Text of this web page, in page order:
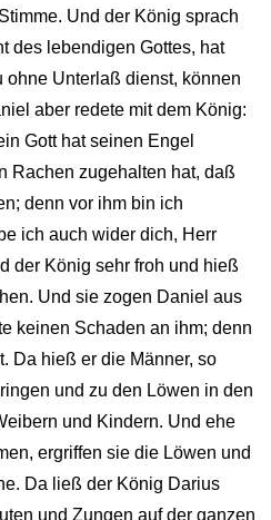
Und der König sprach
des lebendigen Gottes, hat
ohne Unterlaß dienst, können
aber redete mit dem König:
Gott hat seinen Engel
Rachen zugehalten hat, daß
denn vor ihm bin ich
ich auch wider dich, Herr
der König sehr froh und hieß
Und sie zogen Daniel aus
keinen Schaden an ihm; denn
Da hieß er die Männer, so
und zu den Löwen in den
und Kindern. Und ehe
ergriffen sie die Löwen und
Da ließ der König Darius
und Zungen auf der ganzen